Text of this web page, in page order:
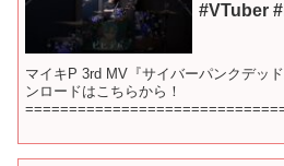
#VTuber
マイキP 3rd MV『サイバーパンクデッ
ンロードはこちらから！